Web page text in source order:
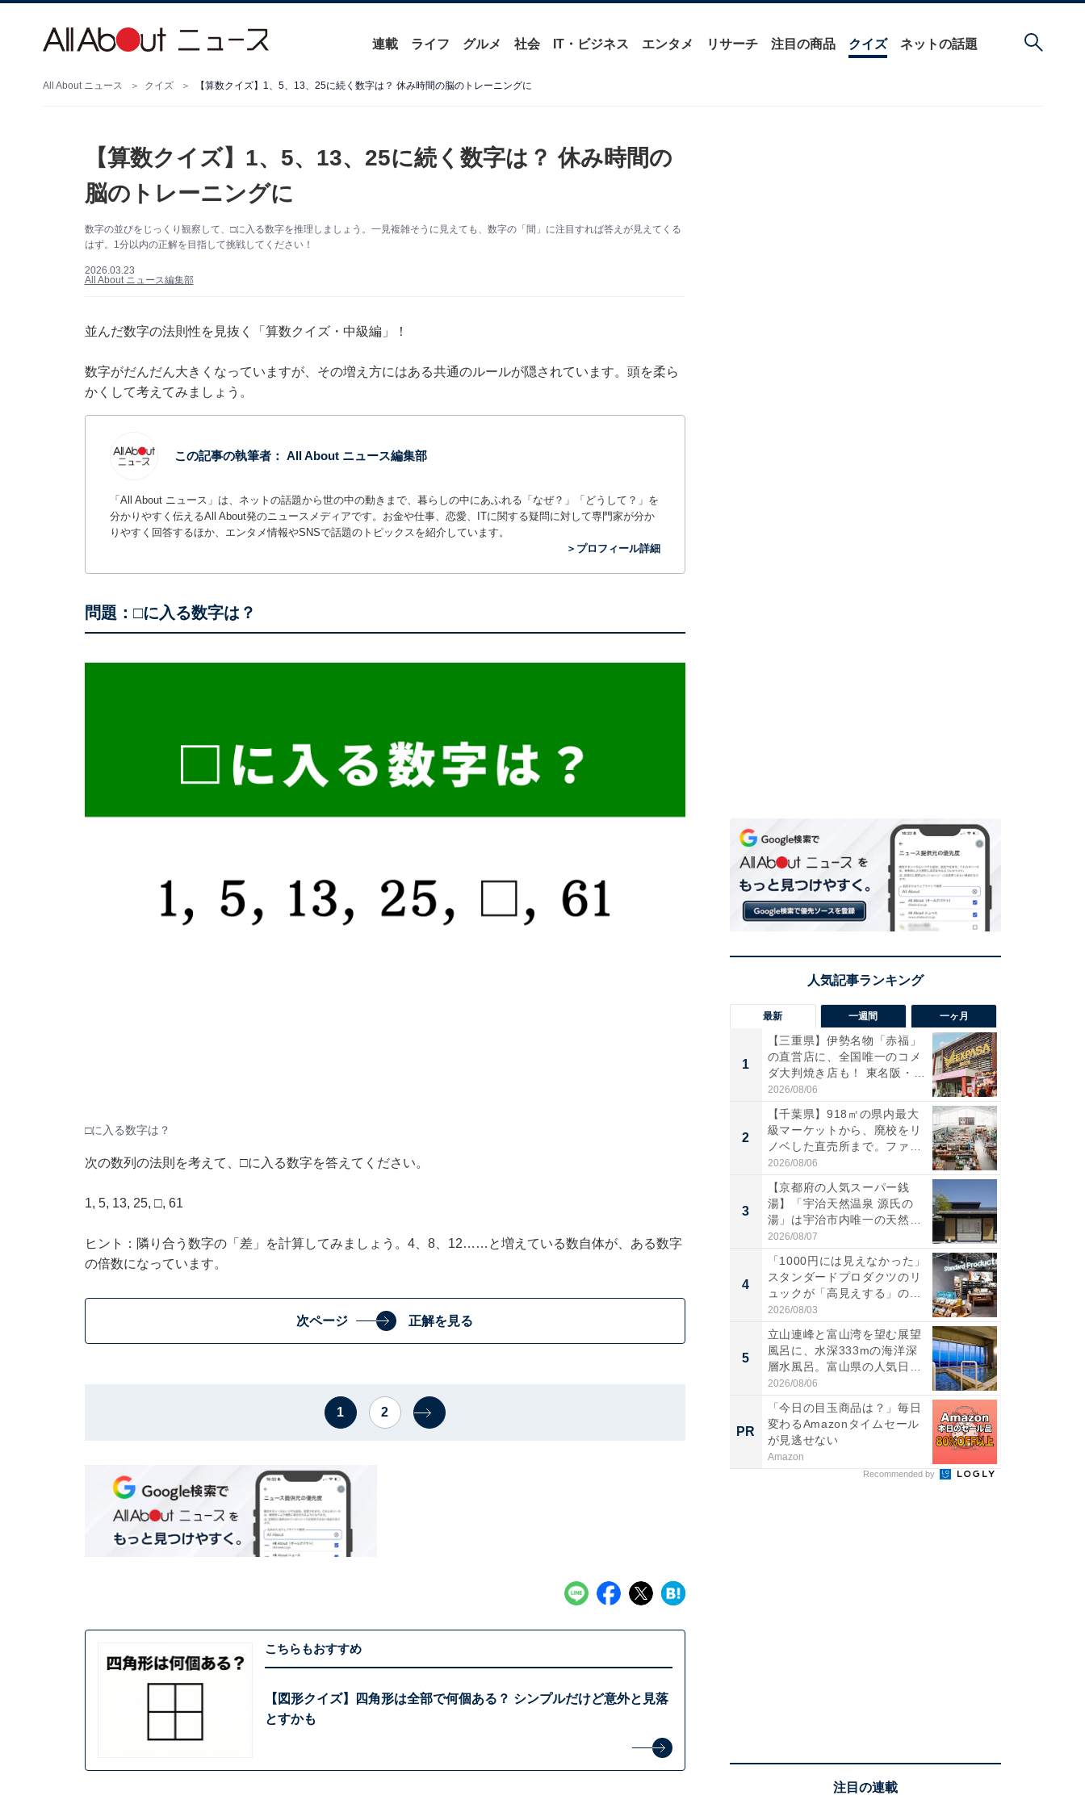
連載 ライフ グルメ 社会 IT・ビジネス エンタメ リサーチ 注目の商品 クイズ ネットの話題
All About ニュース クイズ 【算数クイズ】1、5、13、25に続く数字は？ 休み時間の脳のトレーニングに
【算数クイズ】1、5、13、25に続く数字は？ 休み時間の
脳のトレーニングに
数字の並びをじっくり観察して、□に入る数字を推理しましょう。一見複雑そうに見えても、数字の「間」に注目すれば答えが見えてくる
はず。1分以内の正解を目指して挑戦してください！
2026.03.23
All About ニュース編集部
並んだ数字の法則性を見抜く「算数クイズ・中級編」！
数字がだんだん大きくなっていますが、その増え方にはある共通のルールが隠されています。頭を柔ら
かくして考えてみましょう。
この記事の執筆者： All About ニュース編集部
「All About ニュース」は、ネットの話題から世の中の動きまで、暮らしの中にあふれる「なぜ？」「どうして？」を
分かりやすく伝えるAll About発のニュースメディアです。お金や仕事、恋愛、ITに関する疑問に対して専門家が分か
りやすく回答するほか、エンタメ情報やSNSで話題のトピックスを紹介しています。
＞プロフィール詳細
問題：□に入る数字は？
□に入る数字は？
次の数列の法則を考えて、□に入る数字を答えてください。
1, 5, 13, 25, □, 61
ヒント：隣り合う数字の「差」を計算してみましょう。4、8、12……と増えている数自体が、ある数字
の倍数になっています。
次ページ 正解を見る
1 2
こちらもおすすめ
【図形クイズ】四角形は全部で何個ある？ シンプルだけど意外と見落
とすかも
最新 一週間 一ヶ月
1
【三重県】伊勢名物「赤福」
の直営店に、全国唯一のコメ
ダ大判焼き店も！ 東名阪・
伊...
2026/08/06
2
【千葉県】918㎡の県内最大
級マーケットから、廃校をリ
ノベした直売所まで。ファ
ー...
2026/08/06
3
【京都府の人気スーパー銭
湯】「宇治天然温泉 源氏の
湯」は宇治市内唯一の天然温
泉と...
2026/08/07
4
「1000円には見えなかった」
スタンダードプロダクツのリ
ュックが「高見えする」の...
2026/08/03
5
立山連峰と富山湾を望む展望
風呂に、水深333mの海洋深
層水風呂。富山県の人気日
帰...
2026/08/06
PR
「今日の目玉商品は？」毎日
変わるAmazonタイムセール
が見逃せない
Amazon
Recommended by
注目の連載